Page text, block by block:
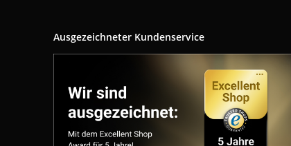
Ausgezeichneter Kundenservice